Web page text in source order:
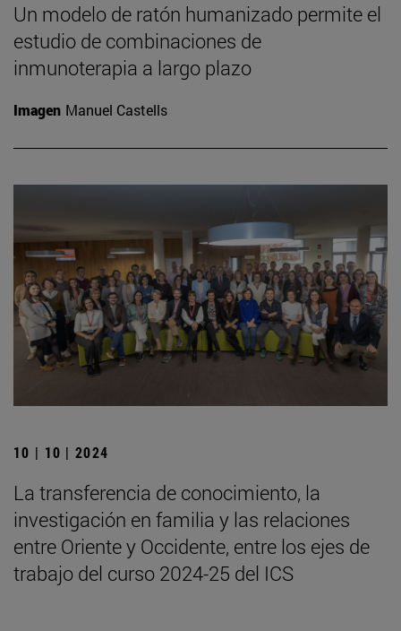
Un modelo de ratón humanizado permite el
estudio de combinaciones de
inmunoterapia a largo plazo
Imagen Manuel Castells
10 | 10 | 2024
La transferencia de conocimiento, la
investigación en familia y las relaciones
entre Oriente y Occidente, entre los ejes de
trabajo del curso 2024-25 del ICS